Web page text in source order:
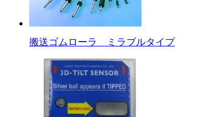
搬送ゴムローラ ミラブルタイプ